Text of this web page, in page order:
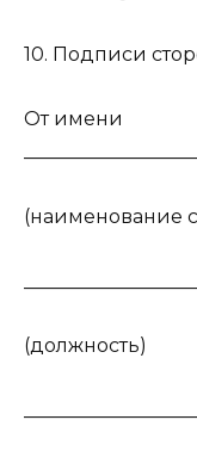
10. Подписи
От имени
(наименование
(должность)